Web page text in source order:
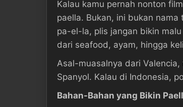
Kalau kamu pernah nonton
paella. Bukan, ini bukan
pa-el-la, plis jangan bikin
dari seafood, ayam, hingga
Asal-muasalnya dari
Spanyol. Kalau di Indonesia,
Bahan-Bahan yang Bikin